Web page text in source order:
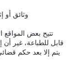
وثائق أو
تتيح بعض المواقع
يتم إلا بعد حكم